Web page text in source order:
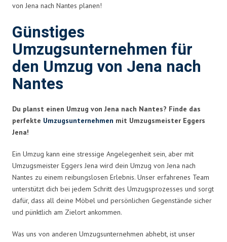
von Jena nach Nantes planen!
Günstiges
Umzugsunternehmen für
den Umzug von Jena nach
Nantes
Du planst einen Umzug von Jena nach Nantes? Finde das
perfekte Umzugsunternehmen mit Umzugsmeister Eggers
Jena!
Ein Umzug kann eine stressige Angelegenheit sein, aber mit
Umzugsmeister Eggers Jena wird dein Umzug von Jena nach
Nantes zu einem reibungslosen Erlebnis. Unser erfahrenes Team
unterstützt dich bei jedem Schritt des Umzugsprozesses und sorgt
dafür, dass all deine Möbel und persönlichen Gegenstände sicher
und pünktlich am Zielort ankommen.
Was uns von anderen Umzugsunternehmen abhebt, ist unser